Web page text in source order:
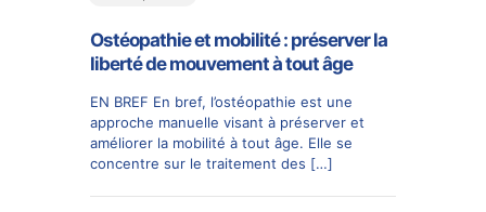
Ostéopathie et mobilité : préserver la
liberté de mouvement à tout âge
EN BREF En bref, l’ostéopathie est une
approche manuelle visant à préserver et
améliorer la mobilité à tout âge. Elle se
concentre sur le traitement des […]